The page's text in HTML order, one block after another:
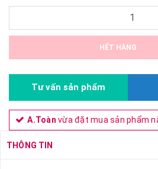
HẾT HÀNG
Tư vấn sản phẩm
A.Toàn vừa đặt mua sản phẩm
THÔNG TIN